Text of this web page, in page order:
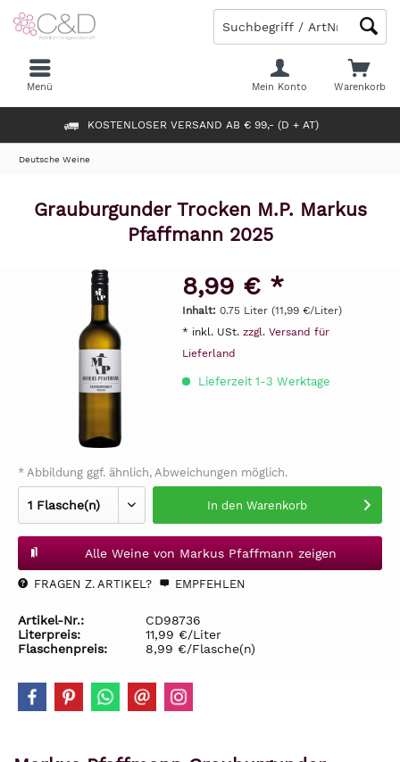
KOSTENLOSER VERSAND AB € 99,- (D + AT)
Warenkorb
Mein Konto
Menü
Deutsche Weine
Grauburgunder Trocken M.P. Markus
Pfaffmann 2025
8,99 € *
Inhalt: 0.75 Liter (11,99 €/Liter)
* inkl. USt. zzgl. Versand für
Lieferland
Lieferzeit 1-3 Werktage
* Abbildung ggf. ähnlich, Abweichungen möglich.
In den Warenkorb
Alle Weine von Markus Pfaffmann zeigen
FRAGEN Z. ARTIKEL? EMPFEHLEN
Artikel-Nr.:
CD98736
Literpreis:
11,99 €/Liter
Flaschenpreis:
8,99 €/Flasche(n)